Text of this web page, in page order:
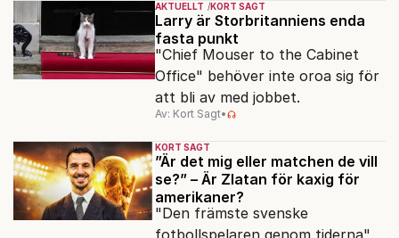
AKTUELLT KORT SAGT
Larry är Storbritanniens enda
fasta punkt
"Chief Mouser to the Cabinet
Office" behöver inte oroa sig för
att bli av med jobbet.
Av: Kort Sagt•
KORT SAGT
”Är det mig eller matchen de vill
se?” – Är Zlatan för kaxig för
amerikaner?
"Den främste svenske